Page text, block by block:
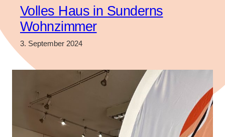
Volles Haus in Sunderns
Wohnzimmer
3. September 2024